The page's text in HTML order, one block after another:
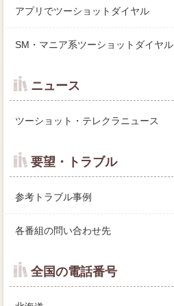
アプリでツーショットダイヤル
SM・マニア系ツーショットダイヤル
ニュース
ツーショット・テレクラニュース
要望・トラブル
参考トラブル事例
各番組の問い合わせ先
全国の電話番号